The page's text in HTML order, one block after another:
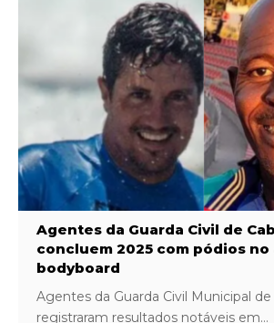
Agentes da Guarda Civil de
concluem 2025 com pódios
bodyboard
Agentes da Guarda Civil Municipal de
registraram resultados notáveis em…